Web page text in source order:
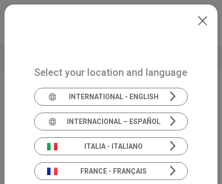
Skip to main content
Video Head Impulse Test
SYNAPSYS VHIT
Select your location and language
INTERNATIONAL - ENGLISH
INTERNACIONAL – ESPAÑOL
ITALIA - ITALIANO
FRANCE - FRANÇAIS